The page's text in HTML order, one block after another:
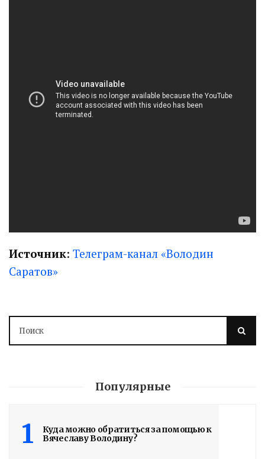
Источник: Телеграм-канал «Володин
Саратов»
Популярные
1
Куда можно обратиться за помощью к
Вячеславу Володину?